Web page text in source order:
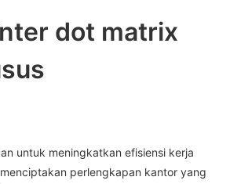
dot matrix
untuk meningkatkan efisiensi kerja
perlengkapan kantor yang